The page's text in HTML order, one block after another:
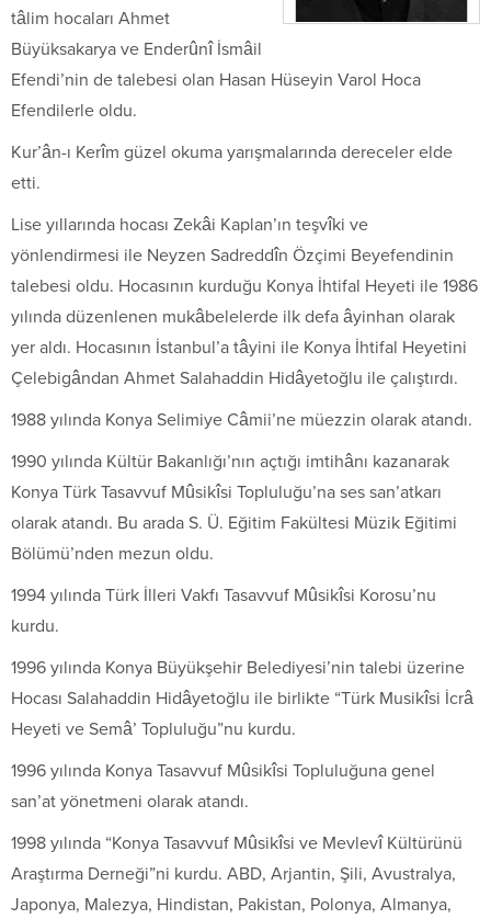
tâlim hocaları Ahmet
Büyüksakarya ve Enderûnî İsmâil
Efendi’nin de talebesi olan Hasan Hüseyin Varol Hoca
Efendilerle oldu.
Kur’ân-ı Kerîm güzel okuma yarışmalarında dereceler elde
etti.
Lise yıllarında hocası Zekâi Kaplan’ın teşvîki ve
yönlendirmesi ile Neyzen Sadreddîn Özçimi Beyefendinin
talebesi oldu. Hocasının kurduğu Konya İhtifal Heyeti ile 1986
yılında düzenlenen mukâbelelerde ilk defa âyinhan olarak
yer aldı. Hocasının İstanbul’a tâyini ile Konya İhtifal Heyetini
Çelebigândan Ahmet Salahaddin Hidâyetoğlu ile çalıştırdı.
1988 yılında Konya Selimiye Câmii’ne müezzin olarak atandı.
1990 yılında Kültür Bakanlığı’nın açtığı imtihânı kazanarak
Konya Türk Tasavvuf Mûsikîsi Topluluğu’na ses san’atkarı
olarak atandı. Bu arada S. Ü. Eğitim Fakültesi Müzik Eğitimi
Bölümü’nden mezun oldu.
1994 yılında Türk İlleri Vakfı Tasavvuf Mûsikîsi Korosu’nu
kurdu.
1996 yılında Konya Büyükşehir Belediyesi’nin talebi üzerine
Hocası Salahaddin Hidâyetoğlu ile birlikte “Türk Musikîsi İcrâ
Heyeti ve Semâ’ Topluluğu”nu kurdu.
1996 yılında Konya Tasavvuf Mûsikîsi Topluluğuna genel
san’at yönetmeni olarak atandı.
1998 yılında “Konya Tasavvuf Mûsikîsi ve Mevlevî Kültürünü
Araştırma Derneği”ni kurdu. ABD, Arjantin, Şili, Avustralya,
Japonya, Malezya, Hindistan, Pakistan, Polonya, Almanya,